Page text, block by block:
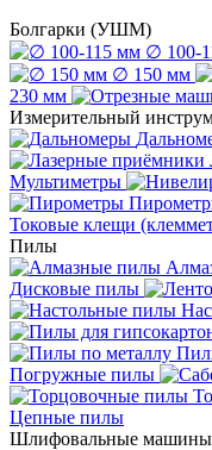
Болгарки (УШМ)
∅ 100-
∅ 150 мм
230 мм
Измерительный
Мультиметры
Токовые клещи
Пилы
Дисковые пилы
Погружные пилы
Цепные пилы
Шлифовальные машины